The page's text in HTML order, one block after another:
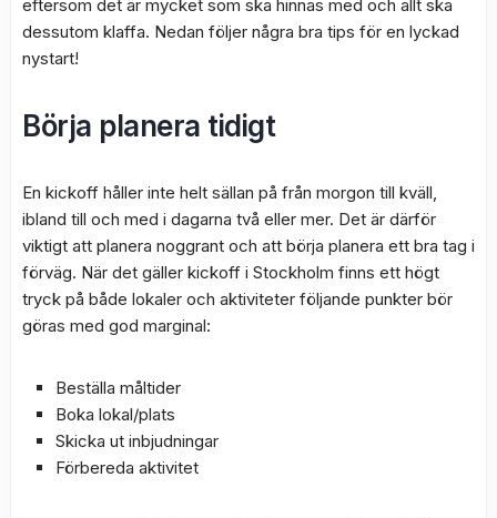
eftersom det är mycket som ska hinnas med och allt ska
dessutom klaffa. Nedan följer några bra tips för en lyckad
nystart!
Börja planera tidigt
En kickoff håller inte helt sällan på från morgon till kväll,
ibland till och med i dagarna två eller mer. Det är därför
viktigt att planera noggrant och att börja planera ett bra tag i
förväg. När det gäller kickoff i Stockholm finns ett högt
tryck på både lokaler och aktiviteter följande punkter bör
göras med god marginal:
Beställa måltider
Boka lokal/plats
Skicka ut inbjudningar
Förbereda aktivitet